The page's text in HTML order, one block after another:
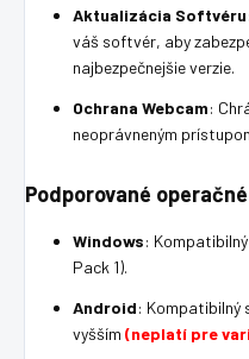
Aktualizácia Softvéru
váš softvér, aby
najbezpečnejšie verzie.
Ochrana Webcam:
neoprávneným
Podporované
Windows: Kompatibilný
Pack 1).
Android: Kompatibilný
vyšším (neplatí pre